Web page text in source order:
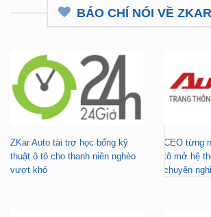
BÁO CHÍ NÓI VỀ
ZKar Auto tài trợ học bổng kỹ
thuật ô tô cho thanh niên nghèo
vượt khó
CEO từng
tô mở hệ
chuyên